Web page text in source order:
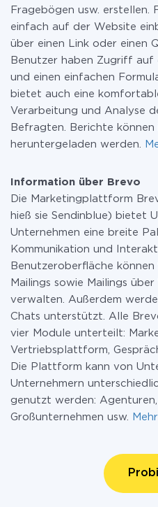
Fragebögen usw. erstellen.
einfach auf der Website
über einen Link oder einen
Benutzer haben Zugriff auf
und einen einfachen
bietet auch eine
Verarbeitung und Analyse
Befragten. Berichte können
heruntergeladen werden.
Information über Brevo
Die Marketingplattform
hieß sie Sendinblue) bietet
Unternehmen eine breite
Kommunikation und
Benutzeroberfläche können
Mailings sowie Mailings
verwalten. Außerdem
Chats unterstützt. Alle
vier Module unterteilt:
Vertriebsplattform,
Die Plattform kann von
Unternehmern
genutzt werden: Agenturen,
Großunternehmen usw.
Mehr